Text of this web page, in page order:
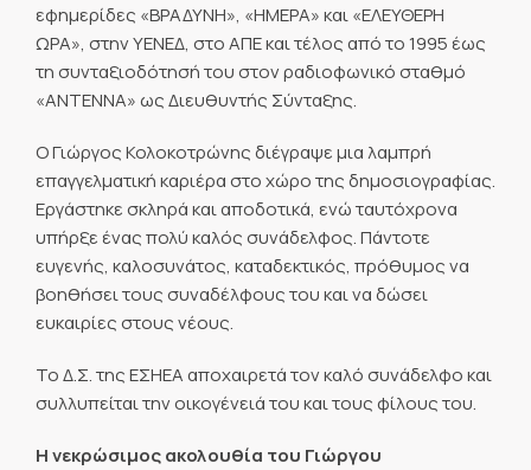
εφημερίδες «ΒΡΑΔΥΝΗ», «ΗΜΕΡΑ» και «ΕΛΕΥΘΕΡΗ
ΩΡΑ», στην ΥΕΝΕΔ, στο ΑΠΕ και τέλος από το 1995 έως
τη συνταξιοδότησή του στον ραδιοφωνικό σταθμό
«ΑΝΤΕΝΝΑ» ως Διευθυντής Σύνταξης.
Ο Γιώργος Κολοκοτρώνης διέγραψε μια λαμπρή
επαγγελματική καριέρα στο χώρο της δημοσιογραφίας.
Εργάστηκε σκληρά και αποδοτικά, ενώ ταυτόχρονα
υπήρξε ένας πολύ καλός συνάδελφος. Πάντοτε
ευγενής, καλοσυνάτος, καταδεκτικός, πρόθυμος να
βοηθήσει τους συναδέλφους του και να δώσει
ευκαιρίες στους νέους.
Το Δ.Σ. της ΕΣΗΕΑ αποχαιρετά τον καλό συνάδελφο και
συλλυπείται την οικογένειά του και τους φίλους του.
Η νεκρώσιμος ακολουθία του Γιώργου